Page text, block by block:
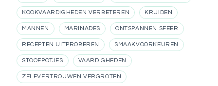
KOOKVAARDIGHEDEN VERBETEREN KRUIDEN
MANNEN MARINADES ONTSPANNEN SFEER
RECEPTEN UITPROBEREN SMAAKVOORKEUREN
STOOFPOTJES VAARDIGHEDEN
ZELFVERTROUWEN VERGROTEN